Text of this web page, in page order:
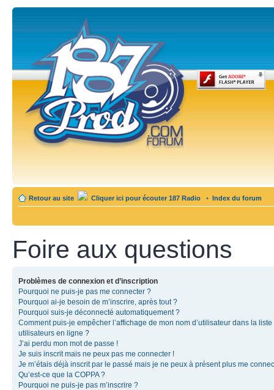
Retour au site Cliquer ici pour écouter 187 Radio • Index du forum
Foire aux questions
Problèmes de connexion et d’inscription
Pourquoi ne puis-je pas me connecter ?
Pourquoi ai-je besoin de m’inscrire, après tout ?
Pourquoi suis-je déconnecté automatiquement ?
Comment puis-je empêcher l’affichage de mon nom d’utilisateur dans la liste
utilisateurs en ligne ?
J’ai perdu mon mot de passe !
Je suis inscrit mais ne peux pas me connecter !
Je m’étais déjà inscrit par le passé mais je ne peux à présent plus me
Qu’est-ce que la COPPA ?
Pourquoi ne puis-je pas m’inscrire ?